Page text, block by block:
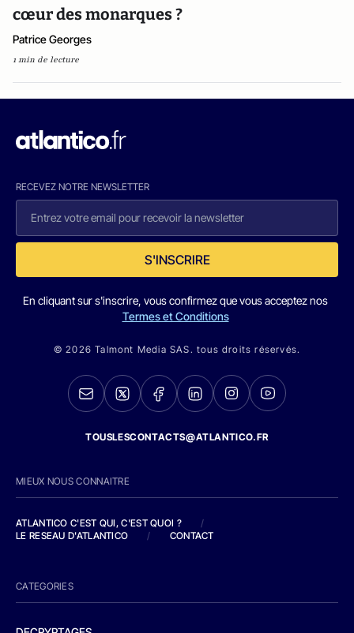
cœur des monarques ?
Patrice Georges
1 min de lecture
RECEVEZ NOTRE NEWSLETTER
S'INSCRIRE
En cliquant sur s'inscrire, vous confirmez que vous acceptez nos
Termes et Conditions
© 2026 Talmont Media SAS. tous droits réservés.
TOUSLESCONTACTS@ATLANTICO.FR
MIEUX NOUS CONNAITRE
ATLANTICO C'EST QUI, C'EST QUOI ?
/
LE RESEAU D'ATLANTICO
/ CONTACT
CATEGORIES